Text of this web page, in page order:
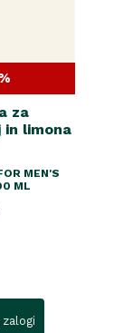
za
in limona
MEN'S
ML